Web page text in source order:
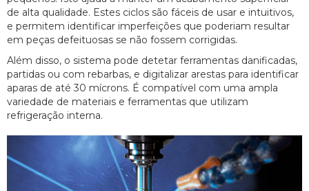
de alta qualidade. Estes ciclos são fáceis de usar e intuitivos,
e permitem identificar imperfeições que poderiam resultar
em peças defeituosas se não fossem corrigidas.
Além disso, o sistema pode detetar ferramentas danificadas,
partidas ou com rebarbas, e digitalizar arestas para identificar
aparas de até 30 mícrons. É compatível com uma ampla
variedade de materiais e ferramentas que utilizam
refrigeração interna.